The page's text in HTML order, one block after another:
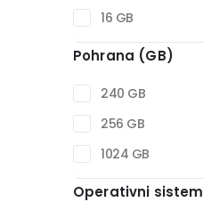
16 GB
Pohrana (GB)
240 GB
256 GB
1024 GB
Operativni sistem